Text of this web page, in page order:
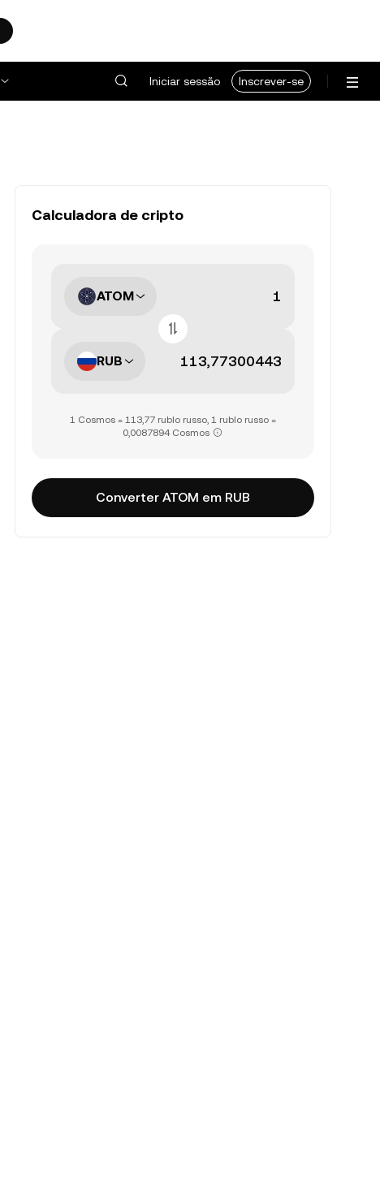
Iniciar sessão Inscrever-se
Calculadora de cripto
ATOM
RUB
1 Cosmos = 113,77 rublo russo, 1 rublo russo =
0,0087894 Cosmos
Converter ATOM em RUB